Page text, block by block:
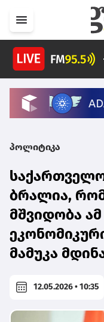
პოლიტიკა
ბრალია,
მშვიდობა
მამუკა
12.05.2026 • 10:35